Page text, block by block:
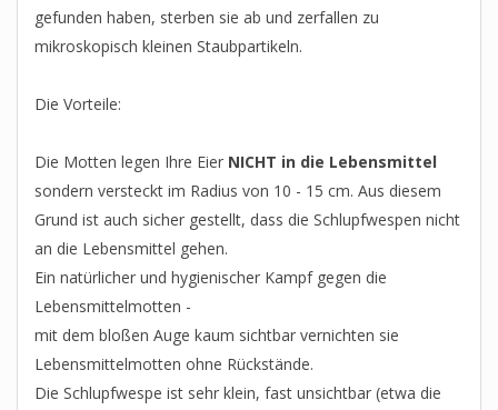
gefunden haben, sterben sie ab und zerfallen zu
mikroskopisch kleinen Staubpartikeln.
Die Vorteile:
Die Motten legen Ihre Eier NICHT in die Lebensmittel
sondern versteckt im Radius von 10 - 15 cm. Aus diesem
Grund ist auch sicher gestellt, dass die Schlupfwespen nicht
an die Lebensmittel gehen.
Ein natürlicher und hygienischer Kampf gegen die
Lebensmittelmotten -
mit dem bloßen Auge kaum sichtbar vernichten sie
Lebensmittelmotten ohne Rückstände.
Die Schlupfwespe ist sehr klein, fast unsichtbar (etwa die